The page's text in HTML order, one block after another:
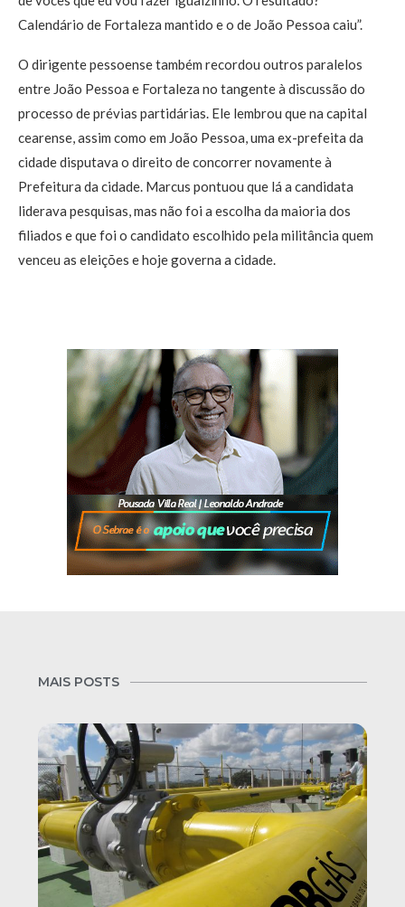
Calendário de Fortaleza mantido e o de João Pessoa caiu”.
O dirigente pessoense também recordou outros paralelos
entre João Pessoa e Fortaleza no tangente à discussão do
processo de prévias partidárias. Ele lembrou que na capital
cearense, assim como em João Pessoa, uma ex-prefeita da
cidade disputava o direito de concorrer novamente à
Prefeitura da cidade. Marcus pontuou que lá a candidata
liderava pesquisas, mas não foi a escolha da maioria dos
filiados e que foi o candidato escolhido pela militância quem
venceu as eleições e hoje governa a cidade.
MAIS POSTS